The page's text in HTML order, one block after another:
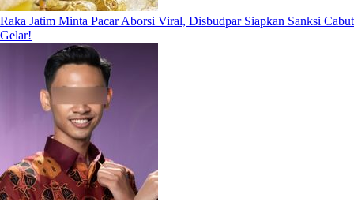
Raka Jatim Minta Pacar Aborsi Viral, Disbudpar Siapkan Sanksi Cabut
Gelar!